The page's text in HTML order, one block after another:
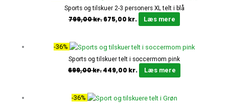
Sports og tilskuer 2-3 personers XL telt i blå
799,00kr.
oprindelige
pris
675,00 kr.
aktuelle
pris
er:
Læs mere
-36%
Sports og tilskuer telt i soccermom pink
699,00kr.
Den
oprindelige
pris
449,00 kr.
Den
aktuelle
pris
er:
Læs mere
-36%
Den
Den